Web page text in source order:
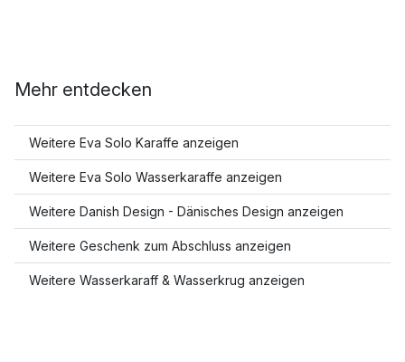
Mehr entdecken
Weitere Eva Solo Karaffe anzeigen
Weitere Eva Solo Wasserkaraffe anzeigen
Weitere Danish Design - Dänisches Design anzeigen
Weitere Geschenk zum Abschluss anzeigen
Weitere Wasserkaraff & Wasserkrug anzeigen